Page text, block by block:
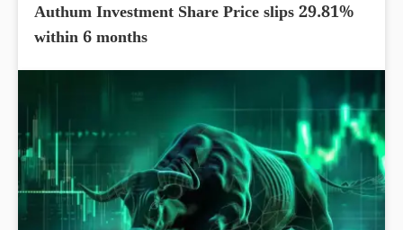
Authum Investment Share Price slips 29.81%
within 6 months